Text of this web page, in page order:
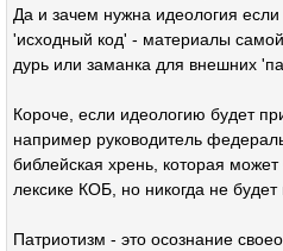
Да и зачем нужна идеология
'исходный код' - материалы
дурь или заманка для внешних
Короче, если идеологию будет
например руководитель
библейская хрень, которая может
лексике КОБ, но никогда не
Патриотизм - это осознание